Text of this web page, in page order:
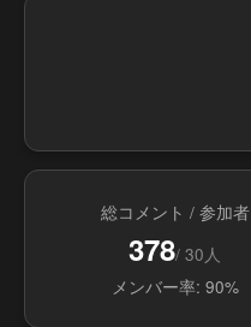
総コメント / 参加者
378/ 30人
メンバー率: 90%